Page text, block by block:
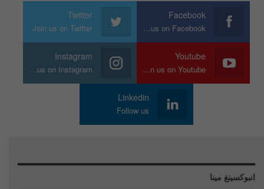
Facebook
Join us on Facebook
Twitter
Join us on Twitter
Youtube
Join us on Youtube
Instagram
Join us on Instagram
Linkedin
Follow us
انبوكسينغ مينا